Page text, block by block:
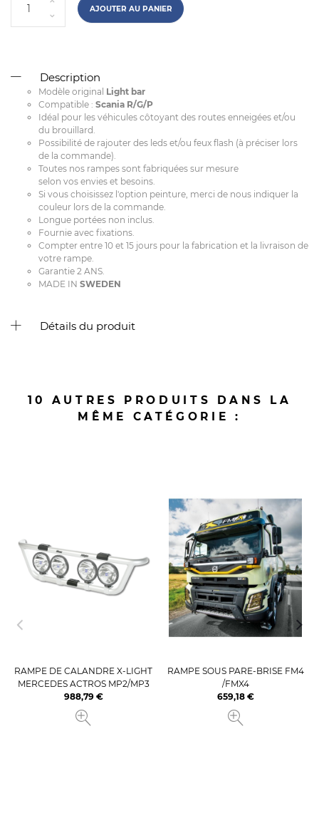
AJOUTER AU PANIER
Description
Modèle original Light bar
Compatible : Scania R/G/P
Idéal pour les véhicules côtoyant des routes enneigées et/ou
du brouillard.
Possibilité de rajouter des leds et/ou feux flash (à préciser lors
de la commande).
Toutes nos rampes sont fabriquées sur mesure
selon vos envies et besoins.
Si vous choisissez l'option peinture, merci de nous indiquer la
couleur lors de la commande.
Longue portées non inclus.
Fournie avec fixations.
Compter entre 10 et 15 jours pour la fabrication et la livraison de
votre rampe.
Garantie 2 ANS.
MADE IN SWEDEN
Détails du produit
10 AUTRES PRODUITS DANS LA
MÊME CATÉGORIE :
RAMPE DE CALANDRE X-LIGHT
MERCEDES ACTROS MP2/MP3
Prix
988,79 €
RAMPE SOUS PARE-BRISE FM4
/FMX4
Prix
659,18 €